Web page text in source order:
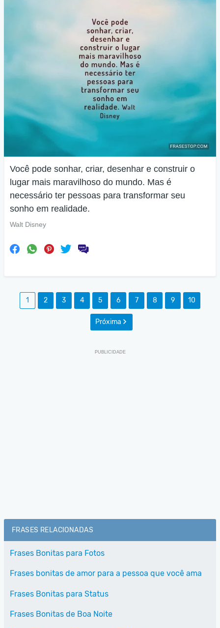
Você pode sonhar, criar, desenhar e construir o
lugar mais maravilhoso do mundo. Mas é
necessário ter pessoas para transformar seu
sonho em realidade.
Walt Disney
1 2 3 4 5 6 7 8 9 10
Próxima
FRASES RELACIONADAS
Frases Bonitas para Fotos
Frases bonitas de amor para a pessoa que você ama
Frases Bonitas para Status
Frases Bonitas de Boa Noite